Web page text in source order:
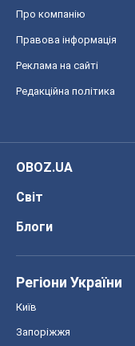
Про компанію
Правова інформація
Реклама на сайті
Редакційна політика
OBOZ.UA
Світ
Блоги
Регіони України
Київ
Запоріжжя